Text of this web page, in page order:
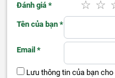
Đánh giá *
Tên của bạn *
Email *
Lưu thông tin của bạn